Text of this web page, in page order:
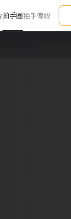
拍手圈拍手傳媒